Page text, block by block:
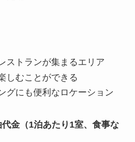
ストランが集まるエリア
しむことができる
グにも便利なロケーション
金（1泊あたり1室、食事な